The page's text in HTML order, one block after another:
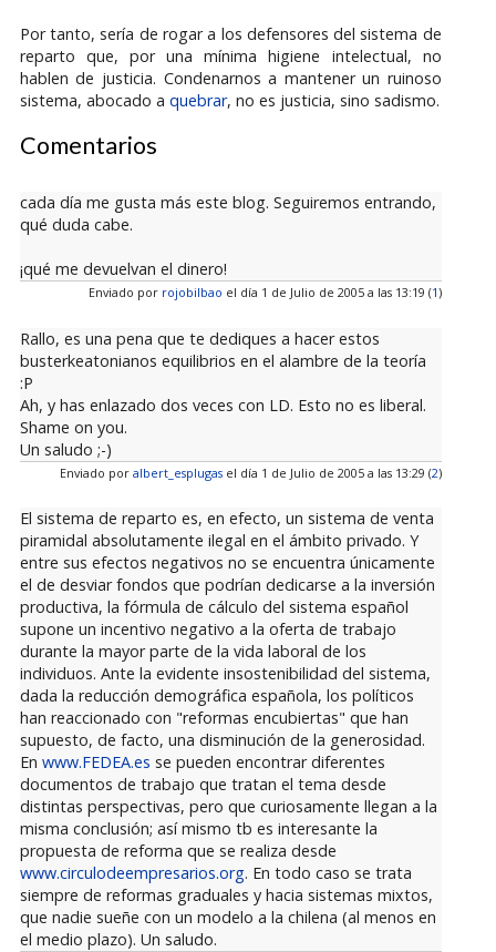
Por tanto, sería de rogar a los defensores del sistema de
reparto que, por una mínima higiene intelectual, no
hablen de justicia. Condenarnos a mantener un ruinoso
sistema, abocado a quebrar, no es justicia, sino sadismo.
Comentarios
cada día me gusta más este blog. Seguiremos entrando,
qué duda cabe.
¡qué me devuelvan el dinero!
Enviado por rojobilbao el día 1 de Julio de 2005 a las 13:19 (1)
Rallo, es una pena que te dediques a hacer estos
busterkeatonianos equilibrios en el alambre de la teoría
:P
Ah, y has enlazado dos veces con LD. Esto no es liberal.
Shame on you.
Un saludo ;-)
Enviado por albert_esplugasel día 1 de Julio de 2005 a las 13:29 (2)
El sistema de reparto es, en efecto, un sistema de venta
piramidal absolutamente ilegal en el ámbito privado. Y
entre sus efectos negativos no se encuentra únicamente
el de desviar fondos que podrían dedicarse a la inversión
productiva, la fórmula de cálculo del sistema español
supone un incentivo negativo a la oferta de trabajo
durante la mayor parte de la vida laboral de los
individuos. Ante la evidente insostenibilidad del sistema,
dada la reducción demográfica española, los políticos
han reaccionado con "reformas encubiertas" que han
supuesto, de facto, una disminución de la generosidad.
En www.FEDEA.es se pueden encontrar diferentes
documentos de trabajo que tratan el tema desde
distintas perspectivas, pero que curiosamente llegan a la
misma conclusión; así mismo tb es interesante la
propuesta de reforma que se realiza desde
www.circulodeempresarios.org. En todo caso se trata
siempre de reformas graduales y hacia sistemas mixtos,
que nadie sueñe con un modelo a la chilena (al menos en
el medio plazo). Un saludo.